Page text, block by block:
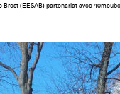
Brest (EESAB) partenariat avec